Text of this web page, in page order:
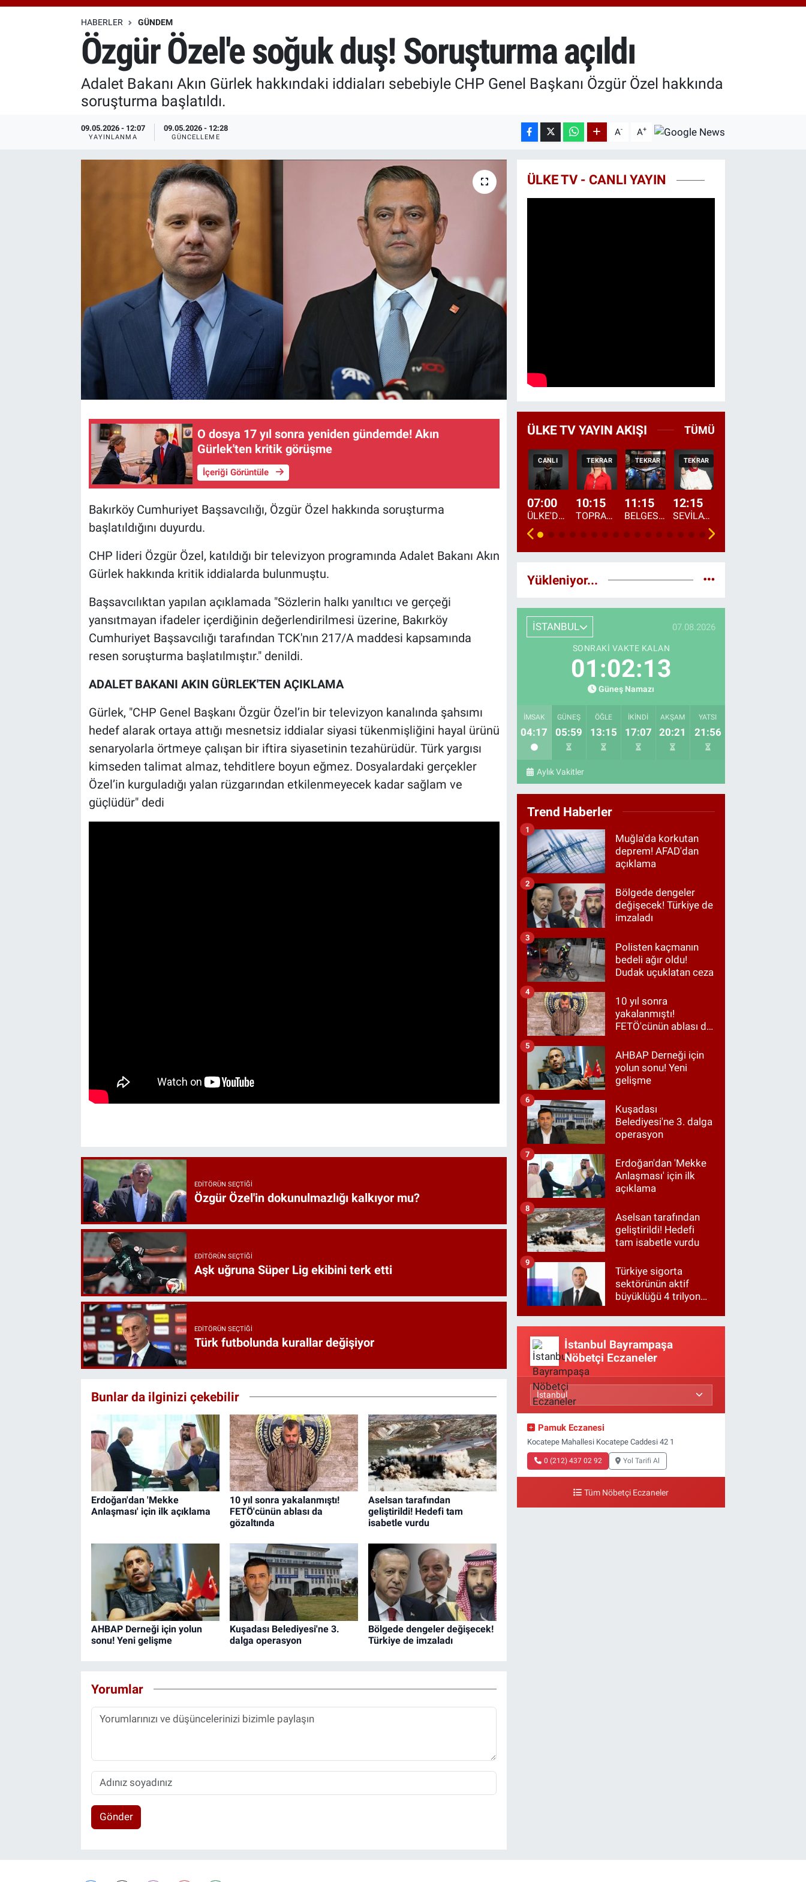
65.130,04
%1.2
HABERLER GÜNDEM
Özgür Özel'e soğuk duş! Soruşturma açıldı
Adalet Bakanı Akın Gürlek hakkındaki iddiaları sebebiyle CHP Genel Başkanı Özgür Özel hakkında
soruşturma başlatıldı.
09.05.2026 - 12:07
YAYINLANMA
09.05.2026 - 12:28
GÜNCELLEME A- A+
O dosya 17 yıl sonra yeniden gündemde! Akın
Gürlek'ten kritik görüşme
İçeriği Görüntüle
Bakırköy Cumhuriyet Başsavcılığı, Özgür Özel hakkında soruşturma
başlatıldığını duyurdu.
CHP lideri Özgür Özel, katıldığı bir televizyon programında Adalet Bakanı Akın
Gürlek hakkında kritik iddialarda bulunmuştu.
Başsavcılıktan yapılan açıklamada "Sözlerin halkı yanıltıcı ve gerçeği
yansıtmayan ifadeler içerdiğinin değerlendirilmesi üzerine, Bakırköy
Cumhuriyet Başsavcılığı tarafından TCK'nın 217/A maddesi kapsamında
resen soruşturma başlatılmıştır." denildi.
ADALET BAKANI AKIN GÜRLEK'TEN AÇIKLAMA
Gürlek, "CHP Genel Başkanı Özgür Özel’in bir televizyon kanalında şahsımı
hedef alarak ortaya attığı mesnetsiz iddialar siyasi tükenmişliğini hayal ürünü
senaryolarla örtmeye çalışan bir iftira siyasetinin tezahürüdür. Türk yargısı
kimseden talimat almaz, tehditlere boyun eğmez. Dosyalardaki gerçekler
Özel’in kurguladığı yalan rüzgarından etkilenmeyecek kadar sağlam ve
güçlüdür" dedi
EDITÖRÜN SEÇTIĞI
Özgür Özel'in dokunulmazlığı kalkıyor mu?
EDITÖRÜN SEÇTIĞI
Aşk uğruna Süper Lig ekibini terk etti
EDITÖRÜN SEÇTIĞI
Türk futbolunda kurallar değişiyor
Bunlar da ilginizi çekebilir
Erdoğan'dan 'Mekke
Anlaşması' için ilk açıklama
10 yıl sonra yakalanmıştı!
FETÖ'cünün ablası da
gözaltında
Aselsan tarafından
geliştirildi! Hedefi tam
isabetle vurdu
AHBAP Derneği için yolun
sonu! Yeni gelişme
Kuşadası Belediyesi'ne 3.
dalga operasyon
Bölgede dengeler değişecek!
Türkiye de imzaladı
Yorumlar
Gönder
ÜLKE TV - CANLI YAYIN
ÜLKE TV YAYIN AKIŞI TÜMÜ
CANLI
07:00
ÜLKE'DE BU SABAH
TEKRAR
10:15
TOPRAKTAN SOFRAYA
TEKRAR
11:15
BELGESEL: "ÜLKE'NİN ALIN TERİ"
TEKRAR
12:15
SEVİLAY SUNGUR İLE ELİMİN BEREKETİ
Yükleniyor...
İSTANBUL 07.08.2026
SONRAKI VAKTE KALAN
01:02:12
Güneş Namazı
İMSAK
04:17
GÜNEŞ
05:59
ÖĞLE
13:15
İKINDI
17:07
AKŞAM
20:21
YATSI
21:56
Aylık Vakitler
Trend Haberler
Muğla'da korkutan
deprem! AFAD'dan
açıklama
1
Bölgede dengeler
değişecek! Türkiye de
imzaladı
2
Polisten kaçmanın
bedeli ağır oldu!
Dudak uçuklatan ceza
3
10 yıl sonra
yakalanmıştı!
FETÖ'cünün ablası da
4
AHBAP Derneği için
yolun sonu! Yeni
gelişme
5
Kuşadası
Belediyesi'ne 3. dalga
operasyon
6
Erdoğan'dan 'Mekke
Anlaşması' için ilk
açıklama
7
Aselsan tarafından
geliştirildi! Hedefi
tam isabetle vurdu
8
Türkiye sigorta
sektörünün aktif
büyüklüğü 4 trilyon
9
İstanbul Bayrampaşa
Nöbetçi Eczaneler
Pamuk Eczanesi
Kocatepe Mahallesi Kocatepe Caddesi 42 1
0 (212) 437 02 92 Yol Tarifi Al
Tüm Nöbetçi Eczaneler
Özel Haberler
Özel Haberler
Haber Arşivi